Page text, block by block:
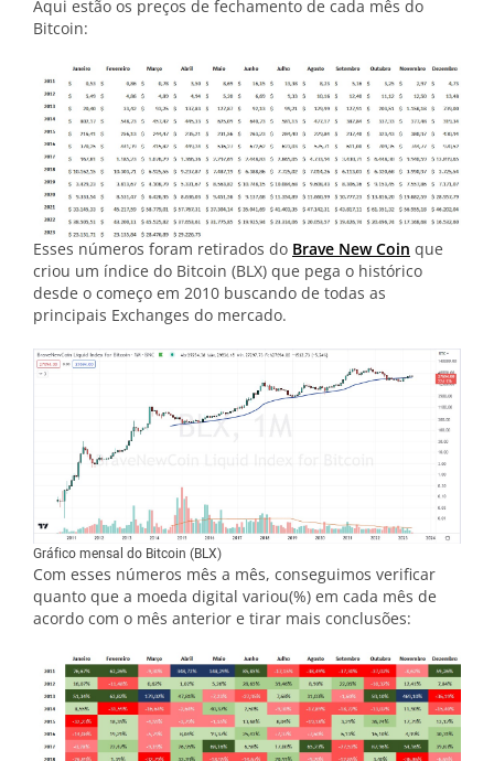
Aqui estão os preços de fechamento de cada mês do
Bitcoin:
Esses números foram retirados do Brave New Coin que
criou um índice do Bitcoin (BLX) que pega o histórico
desde o começo em 2010 buscando de todas as
principais Exchanges do mercado.
Gráfico mensal do Bitcoin (BLX)
Com esses números mês a mês, conseguimos verificar
quanto que a moeda digital variou(%) em cada mês de
acordo com o mês anterior e tirar mais conclusões: